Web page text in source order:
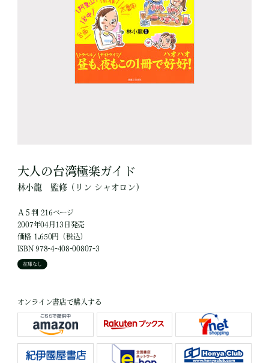
大人の台湾極楽ガイド
林小龍 監修（リン シャオロン）
Ａ５判 216ページ
2007年04月13日発売
価格 1,650円（税込）
ISBN 978-4-408-00807-3
在庫なし
オンライン書店で購入する